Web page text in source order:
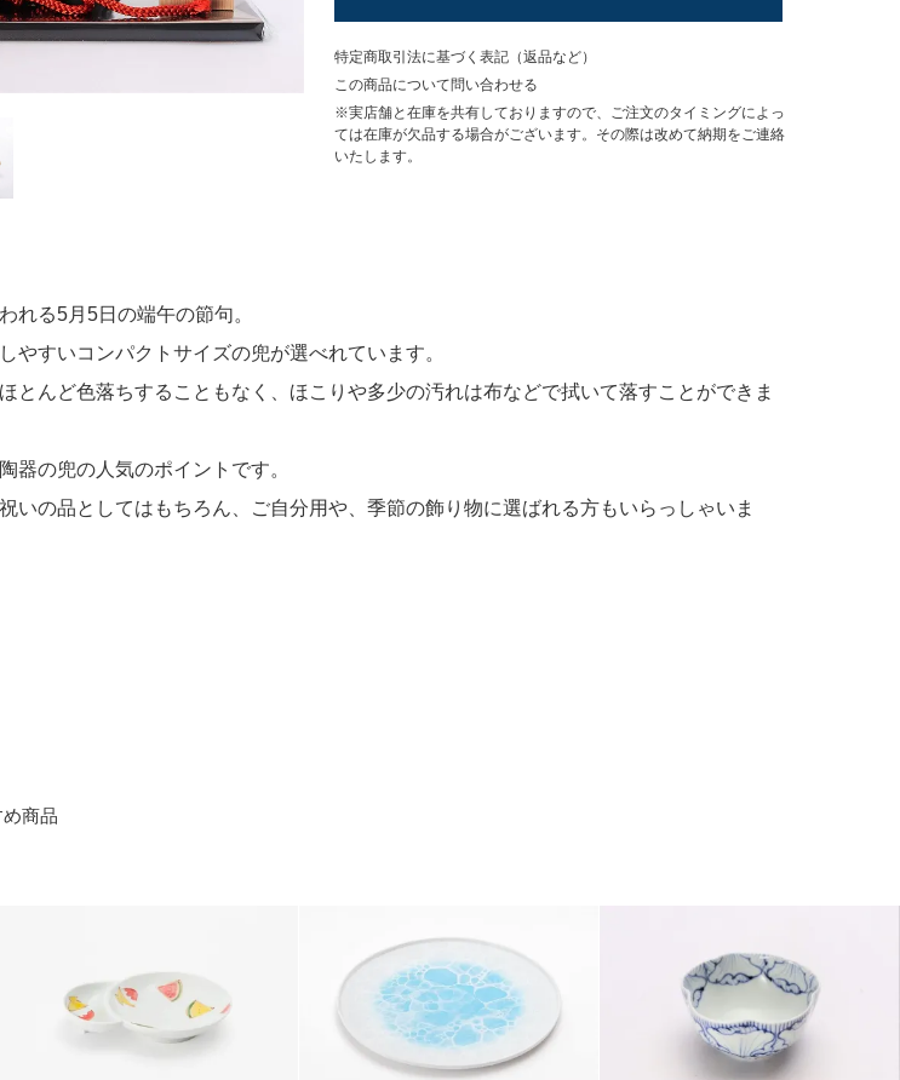
特定商取引法に基づく表記（返品など）
この商品について問い合わせる
※実店舗と在庫を共有しておりますので、ご注文のタイミングによっ
ては在庫が欠品する場合がございます。その際は改めて納期をご連絡
いたします。
れる5月5日の端午の節句。
やすいコンパクトサイズの兜が選べれています。
とんど色落ちすることもなく、ほこりや多少の汚れは布などで拭いて落すことができま
器の兜の人気のポイントです。
いの品としてはもちろん、ご自分用や、季節の飾り物に選ばれる方もいらっしゃいま
商品